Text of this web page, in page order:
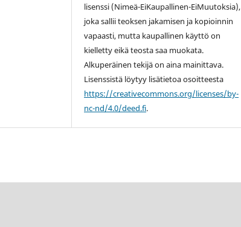
lisenssi (Nimeä-EiKaupallinen-EiMuutoksia),
joka sallii teoksen jakamisen ja kopioinnin
vapaasti, mutta kaupallinen käyttö on
kielletty eikä teosta saa muokata.
Alkuperäinen tekijä on aina mainittava.
Lisenssistä löytyy lisätietoa osoitteesta
https://creativecommons.org/licenses/by-
nc-nd/4.0/deed.fi.